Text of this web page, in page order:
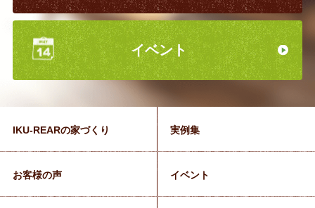
イベント
IKU-REARの家づくり 実例集
お客様の声 イベント